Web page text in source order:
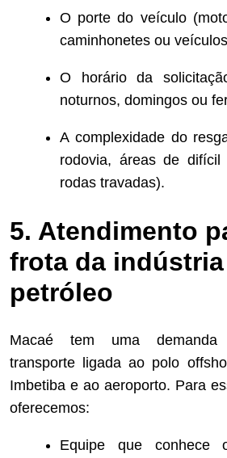
O porte do veículo
caminhonetes ou
O horário da
noturnos, domingos ou
A complexidade do
rodovia, áreas de difícil
rodas travadas).
5. Atendimento
frota da
petróleo
Macaé tem uma demanda
transporte ligada ao polo
Imbetiba e ao aeroporto. Para
oferecemos:
Equipe que conhece